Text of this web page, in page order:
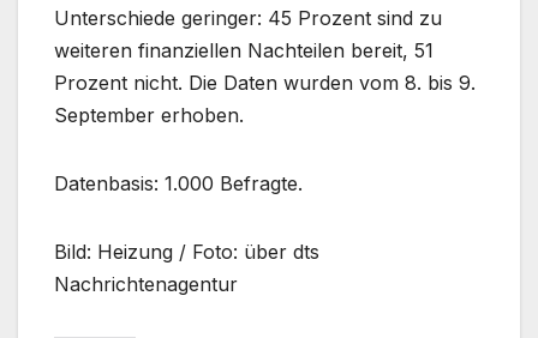
Unterschiede geringer: 45 Prozent sind zu
weiteren finanziellen Nachteilen bereit, 51
Prozent nicht. Die Daten wurden vom 8. bis 9.
September erhoben.
Datenbasis: 1.000 Befragte.
Bild: Heizung / Foto: über dts
Nachrichtenagentur